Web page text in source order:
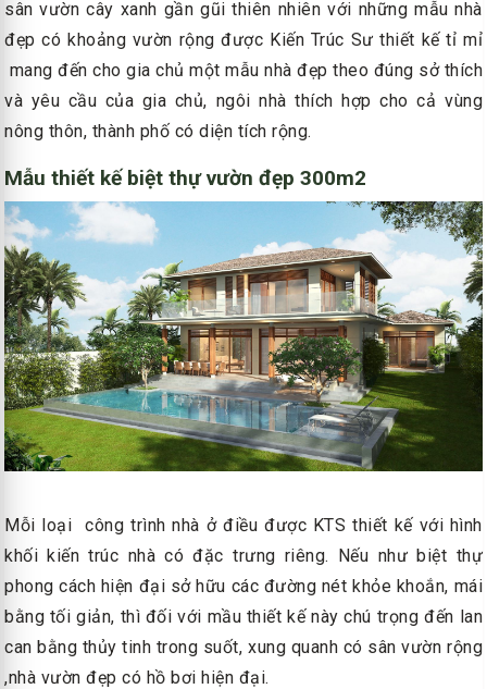
sân vườn cây xanh gần gũi thiên nhiên với những mẫu nhà
đẹp có khoảng vườn rộng được Kiến Trúc Sư thiết kế tỉ mỉ
mang đến cho gia chủ một mẫu nhà đẹp theo đúng sở thích
và yêu cầu của gia chủ, ngôi nhà thích hợp cho cả vùng
nông thôn, thành phố có diện tích rộng.
Mẫu thiết kế biệt thự vườn đẹp 300m2
Mỗi loại công trình nhà ở điều được KTS thiết kế với hình
khối kiến trúc nhà có đặc trưng riêng. Nếu như biệt thự
phong cách hiện đại sở hữu các đường nét khỏe khoắn, mái
bằng tối giản, thì đối với mầu thiết kế này chú trọng đến lan
can bằng thủy tinh trong suốt, xung quanh có sân vườn rộng
,nhà vườn đẹp có hồ bơi hiện đại.